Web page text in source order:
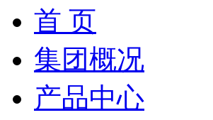
首 页
集团概况
产品中心